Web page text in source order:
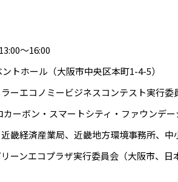
～16:00
ホール（大阪市中央区本町1-4-5）
エコノミービジネスコンテスト実行委
カーボン・スマートシティ・ファウンデー
経済産業局、近畿地方環境事務所、中
ーンエコプラザ実行委員会（大阪市、日